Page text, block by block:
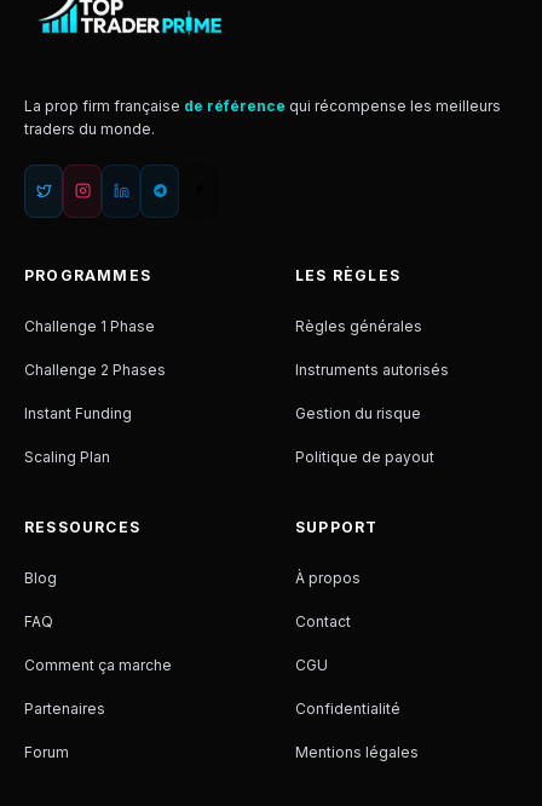
La prop firm française de référence qui récompense les meilleurs
traders du monde.
PROGRAMMES
Challenge 1 Phase
Challenge 2 Phases
Instant Funding
Scaling Plan
LES RÈGLES
Règles générales
Instruments autorisés
Gestion du risque
Politique de payout
RESSOURCES
Blog
FAQ
Comment ça marche
Partenaires
Forum
SUPPORT
À propos
Contact
CGU
Confidentialité
Mentions légales